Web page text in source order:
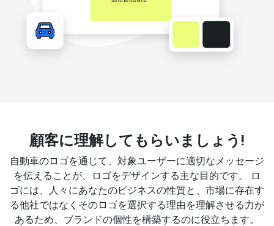
顧客に理解してもらいましょう!
自動車のロゴを通じて、対象ユーザーに適切なメッセージ
を伝えることが、ロゴをデザインする主な目的です。 ロ
ゴには、人々にあなたのビジネスの性質と、市場に存在す
る他社ではなくそのロゴを選択する理由を理解させる力が
あるため、ブランドの個性を構築するのに役立ちます。